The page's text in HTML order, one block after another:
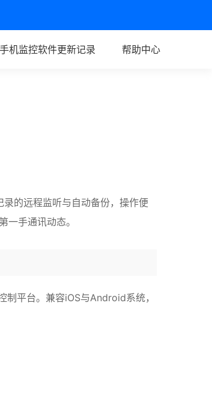
机监控软件更新记录 帮助中心
的远程监听与自动备份，操作便
手通讯动态。
平台。兼容iOS与Android系统，